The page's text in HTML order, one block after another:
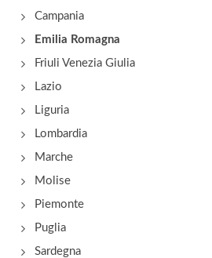
Campania
Emilia Romagna
Friuli Venezia Giulia
Lazio
Liguria
Lombardia
Marche
Molise
Piemonte
Puglia
Sardegna